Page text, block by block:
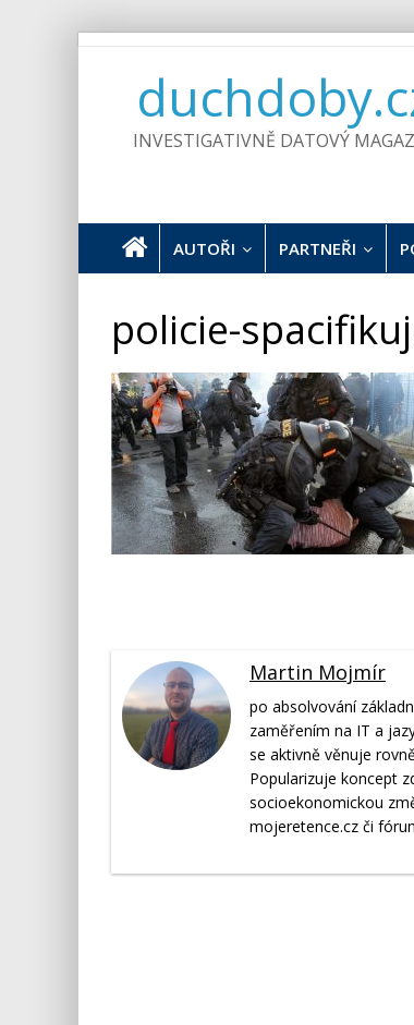
Skip
INVESTIGATIVNĚ DATOVÝ
AUTOŘI PARTNEŘI
policie-
Martin Mojmír
po absolvování
zaměřením na IT a
se aktivně věnuje
Popularizuje koncept
socioekonomickou
mojeretence.cz či